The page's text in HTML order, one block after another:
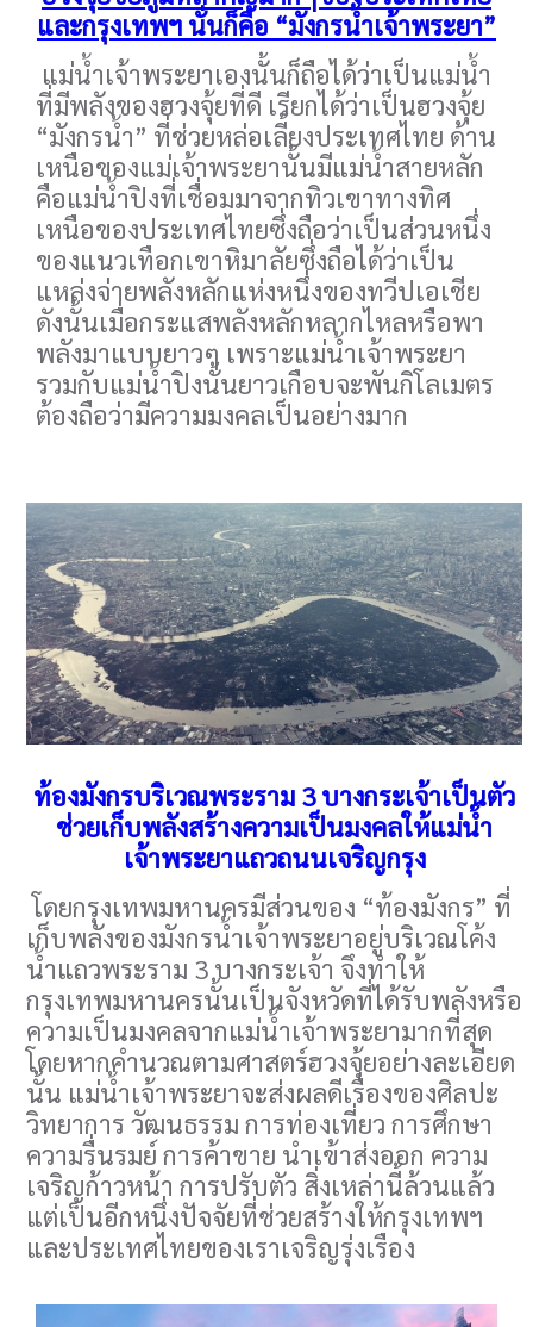
และกรุงเทพฯ นั่นก็คือ “มังกรน้ำเจ้าพระยา”
แม่น้ำเจ้าพระยาเองนั้นก็ถือได้ว่าเป็นแม่น้ำ
ที่มีพลังของฮวงจุ้ยที่ดี เรียกได้ว่าเป็นฮวงจุ้ย
“มังกรน้ำ” ที่ช่วยหล่อเลี้ยงประเทศไทย ด้าน
เหนือของแม่เจ้าพระยานั้นมีแม่น้ำสายหลัก
คือแม่น้ำปิงที่เชื่อมมาจากทิวเขาทางทิศ
เหนือของประเทศไทยซึ่งถือว่าเป็นส่วนหนึ่ง
ของแนวเทือกเขาหิมาลัยซึ่งถือได้ว่าเป็น
แหล่งจ่ายพลังหลักแห่งหนึ่งของทวีปเอเชีย
ดังนั้นเมื่อกระแสพลังหลักหลากไหลหรือพา
พลังมาแบบยาวๆ เพราะแม่น้ำเจ้าพระยา
รวมกับแม่น้ำปิงนั้นยาวเกือบจะพันกิโลเมตร
ต้องถือว่ามีความมงคลเป็นอย่างมาก
ท้องมังกรบริเวณพระราม 3 บางกระเจ้าเป็นตัว
ช่วยเก็บพลังสร้างความเป็นมงคลให้แม่น้ำ
เจ้าพระยาแถวถนนเจริญกรุง
โดยกรุงเทพมหานครมีส่วนของ “ท้องมังกร” ที่
เก็บพลังของมังกรน้ำเจ้าพระยาอยู่บริเวณโค้ง
น้ำแถวพระราม 3 บางกระเจ้า จึงทำให้
กรุงเทพมหานครนั้นเป็นจังหวัดที่ได้รับพลังหรือ
ความเป็นมงคลจากแม่น้ำเจ้าพระยามากที่สุด
โดยหากคำนวณตามศาสตร์ฮวงจุ้ยอย่างละเอียด
นั้น แม่น้ำเจ้าพระยาจะส่งผลดีเรื่องของศิลปะ
วิทยาการ วัฒนธรรม การท่องเที่ยว การศึกษา
ความรื่นรมย์ การค้าขาย นำเข้าส่งออก ความ
เจริญก้าวหน้า การปรับตัว สิ่งเหล่านี้ล้วนแล้ว
แต่เป็นอีกหนึ่งปัจจัยที่ช่วยสร้างให้กรุงเทพฯ
และประเทศไทยของเราเจริญรุ่งเรือง